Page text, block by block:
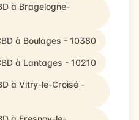
à Bragelogne-
à Boulages - 10380
à Lantages - 10210
à Vitry-le-Croisé -